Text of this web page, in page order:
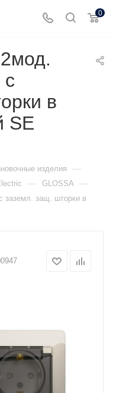
0
в
SE
изделия —
— GLOSSA —
заземл. защ. шторки в